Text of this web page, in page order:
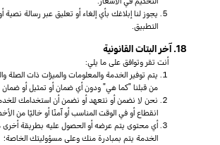
يجوز لنا إبلاغك بأي إلغاء أو تعليق عبر رسالة نصية
التطبيق.
18. آخر البتات القانونية
أنت تقر وتوافق على ما يلي:
يتم توفير الخدمة والمعلومات والميزات ذات الصلة
من قبلنا "كما هي" ودون أي ضمان أو تمثيل أو ضمان
نحن لا نضمن أو نتعهد أو نضمن أن استخدامك
انقطاع أو في الوقت المناسب أو آمنًا أو خاليًا من
أي محتوى يتم عرضه أو الحصول عليه بطريقة
الخدمة يتم بمبادرة منك وعلى مسؤوليتك الخاصة؛